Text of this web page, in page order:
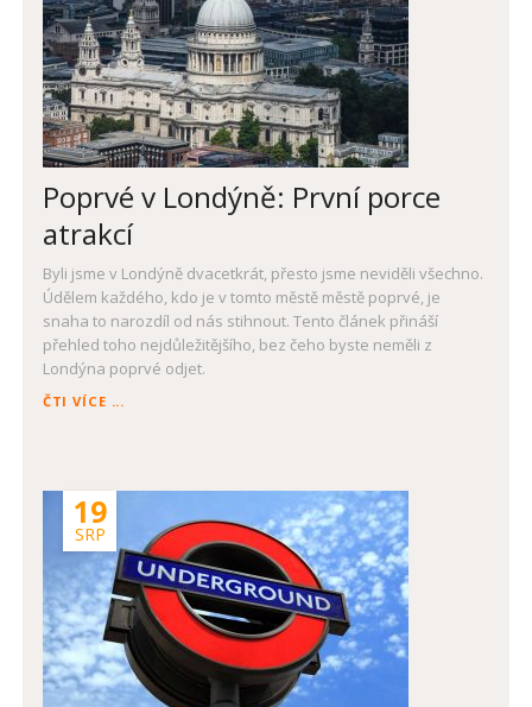
Poprvé v Londýně: První porce
atrakcí
Byli jsme v Londýně dvacetkrát, přesto jsme neviděli všechno.
Údělem každého, kdo je v tomto městě městě poprvé, je
snaha to narozdíl od nás stihnout. Tento článek přináší
přehled toho nejdůležitějšího, bez čeho byste neměli z
Londýna poprvé odjet.
ČTI VÍCE ...
19
SRP